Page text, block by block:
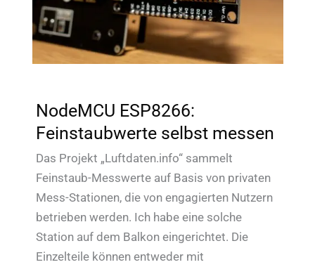
NodeMCU ESP8266:
Feinstaubwerte selbst messen
Das Projekt „Luftdaten.info“ sammelt
Feinstaub-Messwerte auf Basis von privaten
Mess-Stationen, die von engagierten Nutzern
betrieben werden. Ich habe eine solche
Station auf dem Balkon eingerichtet. Die
Einzelteile können entweder mit